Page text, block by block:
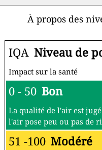
À propos des
IQA Niveau de
Impact sur la santé
0 - 50 Bon
La qualité de l'air est
l'air pose peu ou pas de
51 -100 Modéré